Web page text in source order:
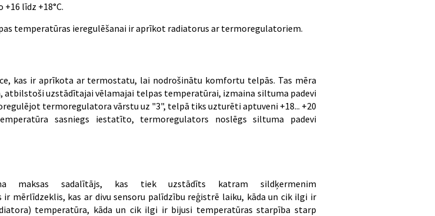
līdz +18°C.
temperatūras ieregulēšanai ir aprīkot radiatorus ar termoregulatoriem.
kas ir aprīkota ar termostatu, lai nodrošinātu komfortu telpās. Tas mēra
atbilstoši uzstādītajai vēlamajai telpas temperatūrai, izmaina siltuma padevi
termoregulatora vārstu uz "3", telpā tiks uzturēti aptuveni +18... +20
sasniegs iestatīto, termoregulators noslēgs siltuma padevi
maksas sadalītājs, kas tiek uzstādīts katram sildķermenim
mērlīdzeklis, kas ar divu sensoru palīdzību reģistrē laiku, kāda un cik ilgi ir
temperatūra, kāda un cik ilgi ir bijusi temperatūras starpība starp